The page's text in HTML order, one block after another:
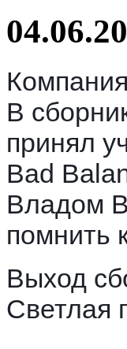
В
принял
Bad
Владом
помнить
Выход
Светлая